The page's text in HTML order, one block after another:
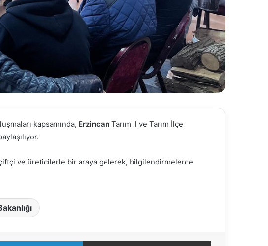
kapsamında, Erzincan Tarım İl ve Tarım İlçe
ve üreticilerle bir araya gelerek, bilgilendirmelerde
LinkedIn